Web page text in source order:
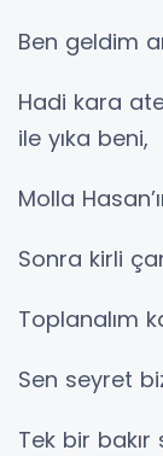
Ben geldim
Hadi kara
ile yıka beni,
Molla
Sonra kirli
Toplanalım
Sen seyret
Tek bir bakır